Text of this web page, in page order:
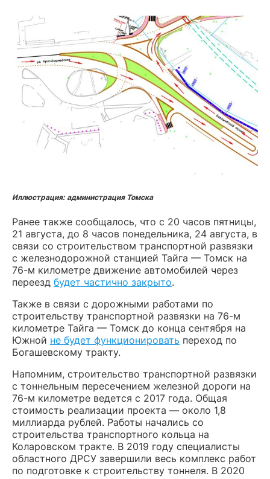
Иллюстрация: администрация Томска
Ранее также сообщалось, что с 20 часов пятницы,
21 августа, до 8 часов понедельника, 24 августа, в
связи со строительством транспортной развязки
с железнодорожной станцией Тайга — Томск на
76-м километре движение автомобилей через
переезд будет частично закрыто.
Также в связи с дорожными работами по
строительству транспортной развязки на 76-м
километре Тайга — Томск до конца сентября на
Южной не будет функционировать переход по
Богашевскому тракту.
Напомним, строительство транспортной развязки
с тоннельным пересечением железной дороги на
76-м километре ведется с 2017 года. Общая
стоимость реализации проекта — около 1,8
миллиарда рублей. Работы начались со
строительства транспортного кольца на
Коларовском тракте. В 2019 году специалисты
областного ДРСУ завершили весь комплекс работ
по подготовке к строительству тоннеля. В 2020